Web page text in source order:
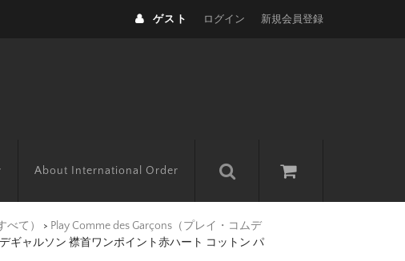
ゲスト ログイン 新規会員登録
About International Order
て） > Play Comme des Garçons（プレイ・コムデ
ギャルソン 襟首ワンポイント赤ハート コットン パ